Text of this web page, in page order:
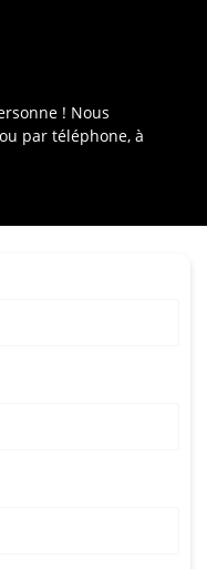
! Nous
par téléphone, à